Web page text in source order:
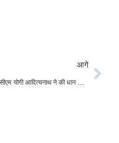
आगे
यूपी के सीएम योगी आदित्यनाथ ने की धान खरीद की समीक्षा की, किसानों के खाते में पहुंचे 11 हजार करोड़ से ज्यादा रुपये